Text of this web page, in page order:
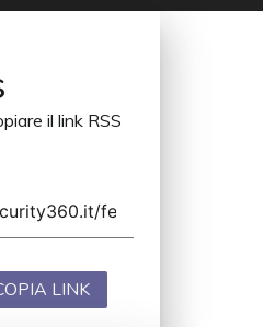
il link RSS
LINK